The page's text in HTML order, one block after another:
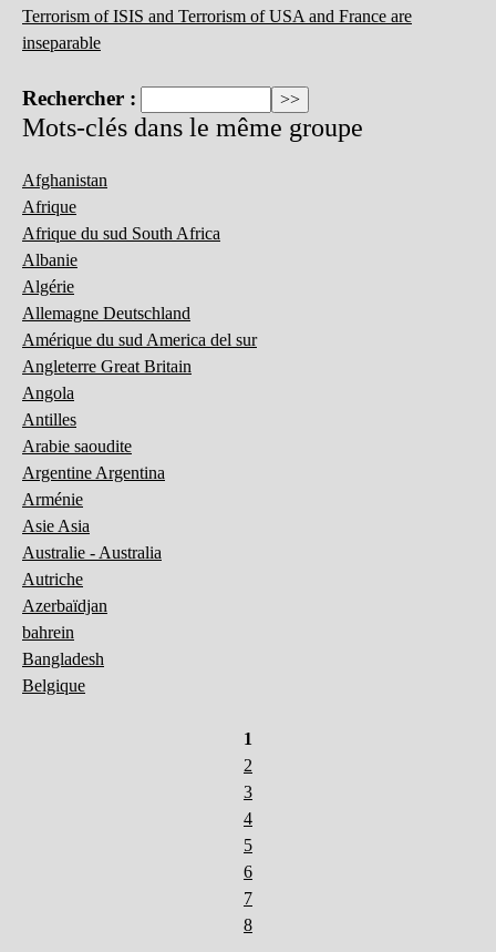
Terrorism of ISIS and Terrorism of USA and France are
inseparable
Rechercher :
Mots-clés dans le même groupe
Afghanistan
Afrique
Afrique du sud South Africa
Albanie
Algérie
Allemagne Deutschland
Amérique du sud America del sur
Angleterre Great Britain
Angola
Antilles
Arabie saoudite
Argentine Argentina
Arménie
Asie Asia
Australie - Australia
Autriche
Azerbaïdjan
bahrein
Bangladesh
Belgique
1
2
3
4
5
6
7
8